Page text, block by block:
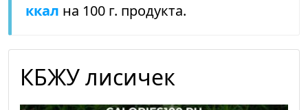
ккал на 100 г. продукта.
КБЖУ лисичек